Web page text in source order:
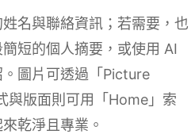
名與聯絡資訊；若需要，也
短的個人摘要，或使用 AI
圖片可透過「Picture
與版面則可用「Home」索
乾淨且專業。